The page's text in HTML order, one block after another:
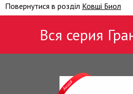
Повернутися в розділ Ковші Биол
Вся серия